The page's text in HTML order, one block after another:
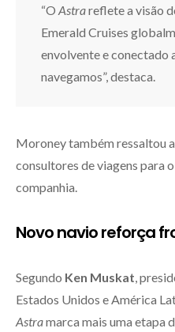
“O Astrareflete a visão
Emerald Cruises
envolvente e conectado
navegamos”, destaca.
Moroney também ressaltou
consultores de viagens para
companhia.
Novo navio reforça
Segundo Ken Muskat,
Estados Unidos e América
Astramarca mais uma etapa